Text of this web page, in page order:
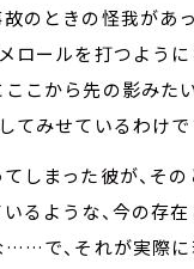
のときの怪我があ
ロールを打つように
こから先の影みた
てみせているわけで
しまった彼が、そ
るような、今の存
……で、それが実際に